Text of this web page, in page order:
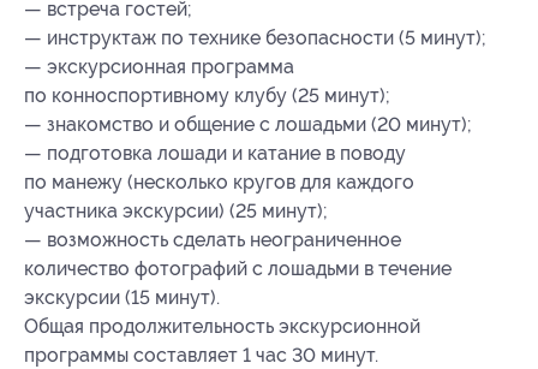
— встреча гостей;
— инструктаж по технике безопасности (5 минут);
— экскурсионная программа
по конноспортивному клубу (25 минут);
— знакомство и общение с лошадьми (20 минут);
— подготовка лошади и катание в поводу
по манежу (несколько кругов для каждого
участника экскурсии) (25 минут);
— возможность сделать неограниченное
количество фотографий с лошадьми в течение
экскурсии (15 минут).
Общая продолжительность экскурсионной
программы составляет 1 час 30 минут.